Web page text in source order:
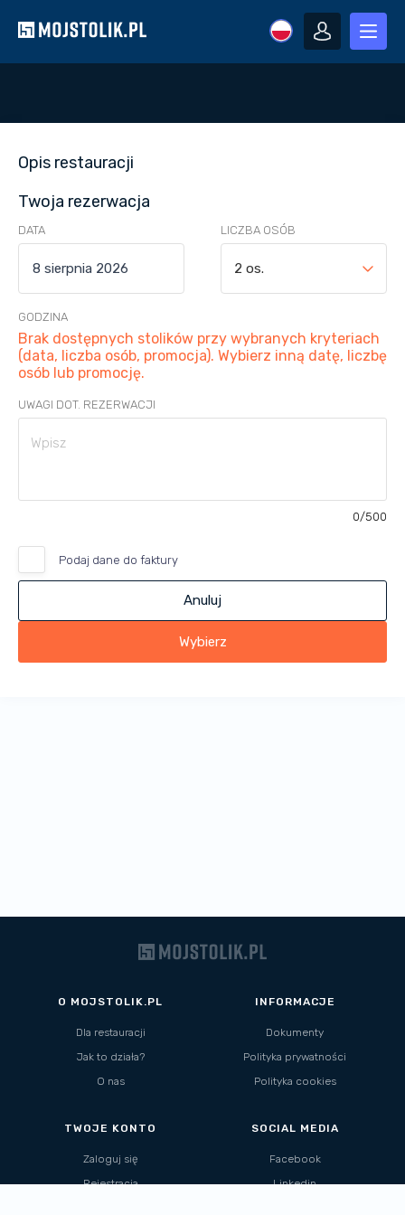
Opis restauracji
Twoja rezerwacja
DATA LICZBA OSÓB
2 os.
GODZINA
Brak dostępnych stolików przy wybranych kryteriach
(data, liczba osób, promocja). Wybierz inną datę, liczbę
osób lub promocję.
UWAGI DOT. REZERWACJI
0/500
Podaj dane do faktury
Anuluj
Wybierz
O MOJSTOLIK.PL
Dla restauracji
Jak to działa?
O nas
INFORMACJE
Dokumenty
Polityka prywatności
Polityka cookies
TWOJE KONTO
Zaloguj się
Rejestracja
SOCIAL MEDIA
Facebook
Linkedin